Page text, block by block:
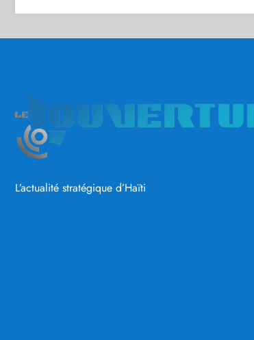
appel à startups
L’actualité stratégique d’Haïti